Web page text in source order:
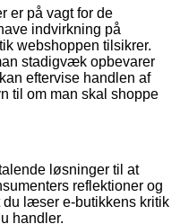
er på vagt for de
indvirkning på
webshoppen tilsikrer.
stadigvæk opbevarer
eftervise handlen af
til om man skal shoppe
løsninger til at
reflektioner og
læser e-butikkens kritik
handler.